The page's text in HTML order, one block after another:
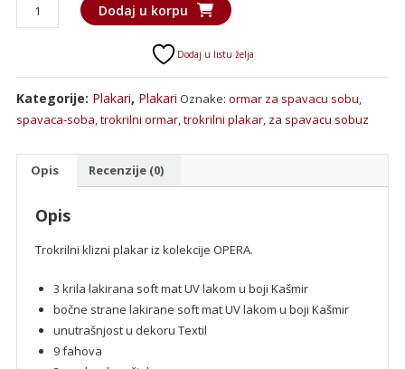
PLAKAR
Dodaj u korpu
Dodaj u listu želja
Kategorije: Plakari, Plakari Oznake: ormar za spavacu sobu
spavaca-soba trokrilni ormar, trokrilni plakar, za spavacu sobuz
Opis Recenzije (0)
Opis
Trokrilni klizni plakar iz kolekcije OPERA.
3 krila lakirana soft mat UV lakom u boji Kašmir
bočne strane lakirane soft mat UV lakom u boji Kašmir
unutrašnjost u dekoru Textil
9 fahova